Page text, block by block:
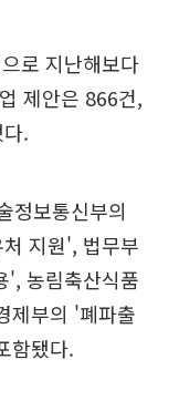
로 지난해보다
제안은 866건,
.
정보통신부의
지원', 법무부
', 농림축산식품
제부의 '폐파출
함됐다.